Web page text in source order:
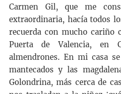
Carmen Gil, que me
extraordinaria, hacía todos
recuerda con mucho cariño
Puerta de Valencia, en
almendrones. En mi casa
mantecados y las
Golondrina, más cerca de